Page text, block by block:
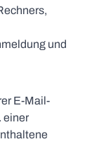
und
E-Mail-
einer